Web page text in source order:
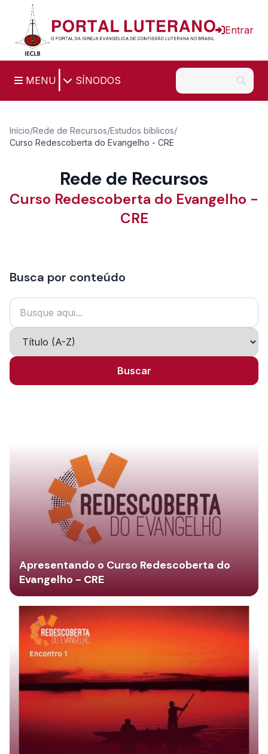
Ir para o conteúdo principal
Entrar
MENU SÍNODOS
Início/Rede de Recursos/Estudos bíblicos/
Curso Redescoberta do Evangelho - CRE
Rede de Recursos
Curso Redescoberta do Evangelho -
CRE
Busca por conteúdo
Buscar
Apresentando o Curso Redescoberta do
Evangelho - CRE